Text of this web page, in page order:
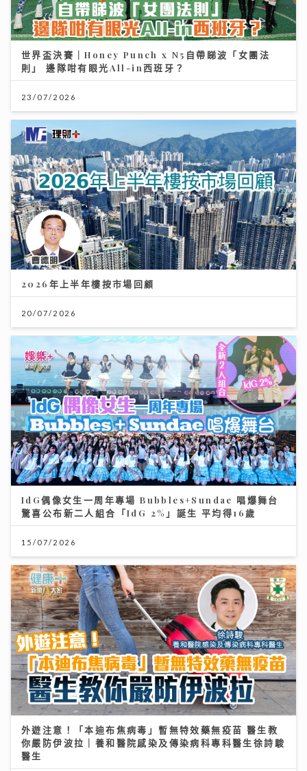
世界盃決賽｜Honey Punch x N5自帶睇波「女團法
則」 邊隊咁有眼光All-in西班牙？
23/07/2026
2026年上半年樓按市場回顧
20/07/2026
IdG偶像女生一周年專場 Bubbles+Sundae 唱爆舞台
驚喜公布新二人組合「IdG 2%」誕生 平均得16歲
15/07/2026
外遊注意！「本迪布焦病毒」暫無特效藥無疫苗 醫生教
你嚴防伊波拉｜養和醫院感染及傳染病科專科醫生徐詩駿
醫生